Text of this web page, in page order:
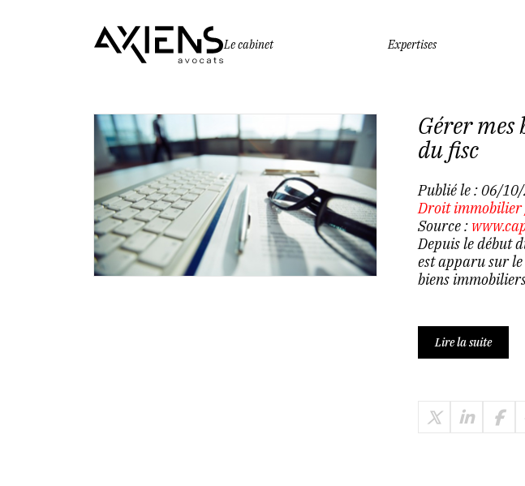
Le cabinet
Expertises
Gérer
du fisc
Publié le :06/
Droit immobilier
Source :
Depuis le début
est apparu sur le
biens
Lire la suite